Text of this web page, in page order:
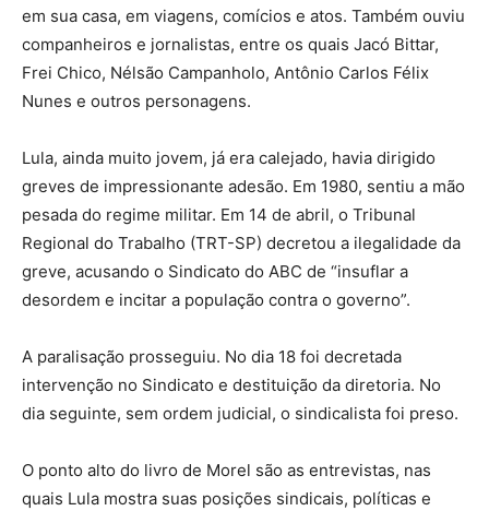
em sua casa, em viagens, comícios e atos. Também ouviu
companheiros e jornalistas, entre os quais Jacó Bittar,
Frei Chico, Nélsão Campanholo, Antônio Carlos Félix
Nunes e outros personagens.
Lula, ainda muito jovem, já era calejado, havia dirigido
greves de impressionante adesão. Em 1980, sentiu a mão
pesada do regime militar. Em 14 de abril, o Tribunal
Regional do Trabalho (TRT-SP) decretou a ilegalidade da
greve, acusando o Sindicato do ABC de “insuflar a
desordem e incitar a população contra o governo”.
A paralisação prosseguiu. No dia 18 foi decretada
intervenção no Sindicato e destituição da diretoria. No
dia seguinte, sem ordem judicial, o sindicalista foi preso.
O ponto alto do livro de Morel são as entrevistas, nas
quais Lula mostra suas posições sindicais, políticas e